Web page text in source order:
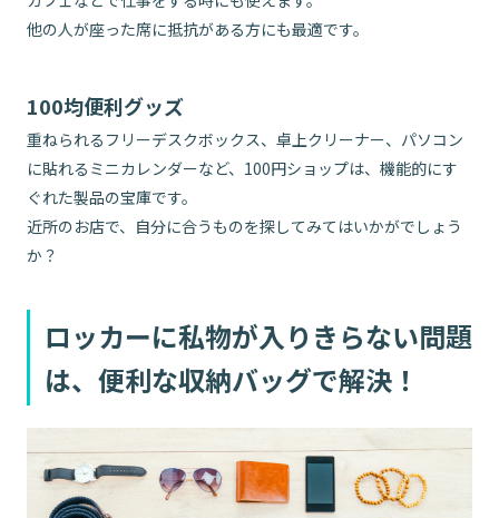
他の人が座った席に抵抗がある方にも最適です。
100均便利グッズ
重ねられるフリーデスクボックス、卓上クリーナー、パソコン
に貼れるミニカレンダーなど、100円ショップは、機能的にす
ぐれた製品の宝庫です。
近所のお店で、自分に合うものを探してみてはいかがでしょう
か？
ロッカーに私物が入りきらない問題
は、便利な収納バッグで解決！